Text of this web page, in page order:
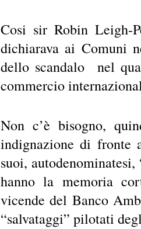
Cosi sir Robin Leigh-
dichiarava ai Comuni
dello scandalo nel
commercio
Non c’è bisogno,
indignazione di fronte
suoi,
hanno la memoria
vicende del Banco
“salvataggi” pilotati